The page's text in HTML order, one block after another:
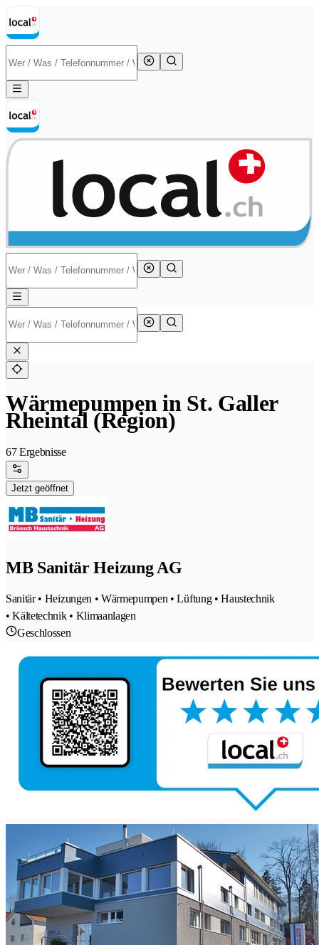
Wärmepumpen in St. Galler
Rheintal (Region)
67 Ergebnisse
Jetzt geöffnet
MB Sanitär Heizung AG
Sanitär • Heizungen • Wärmepumpen • Lüftung • Haustechnik
• Kältetechnik • Klimaanlagen
Geschlossen